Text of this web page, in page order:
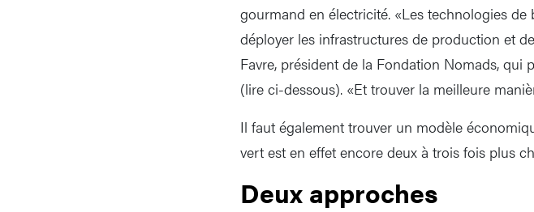
gourmand en électricité. «Les technologies de
déployer les infrastructures de production et
Favre, président de la Fondation Nomads, qui
(lire ci-dessous). «Et trouver la meilleure
Il faut également trouver un modèle
vert est en effet encore deux à trois fois plus
Deux approches